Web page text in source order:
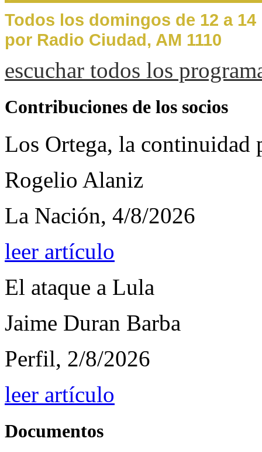
Todos los domingos de 12 a 14
por Radio Ciudad, AM 1110
escuchar todos los
Contribuciones de los socios
Los Ortega, la continuidad
Rogelio Alaniz
La Nación, 4/8/2026
leer artículo
El ataque a Lula
Jaime Duran Barba
Perfil, 2/8/2026
leer artículo
Documentos